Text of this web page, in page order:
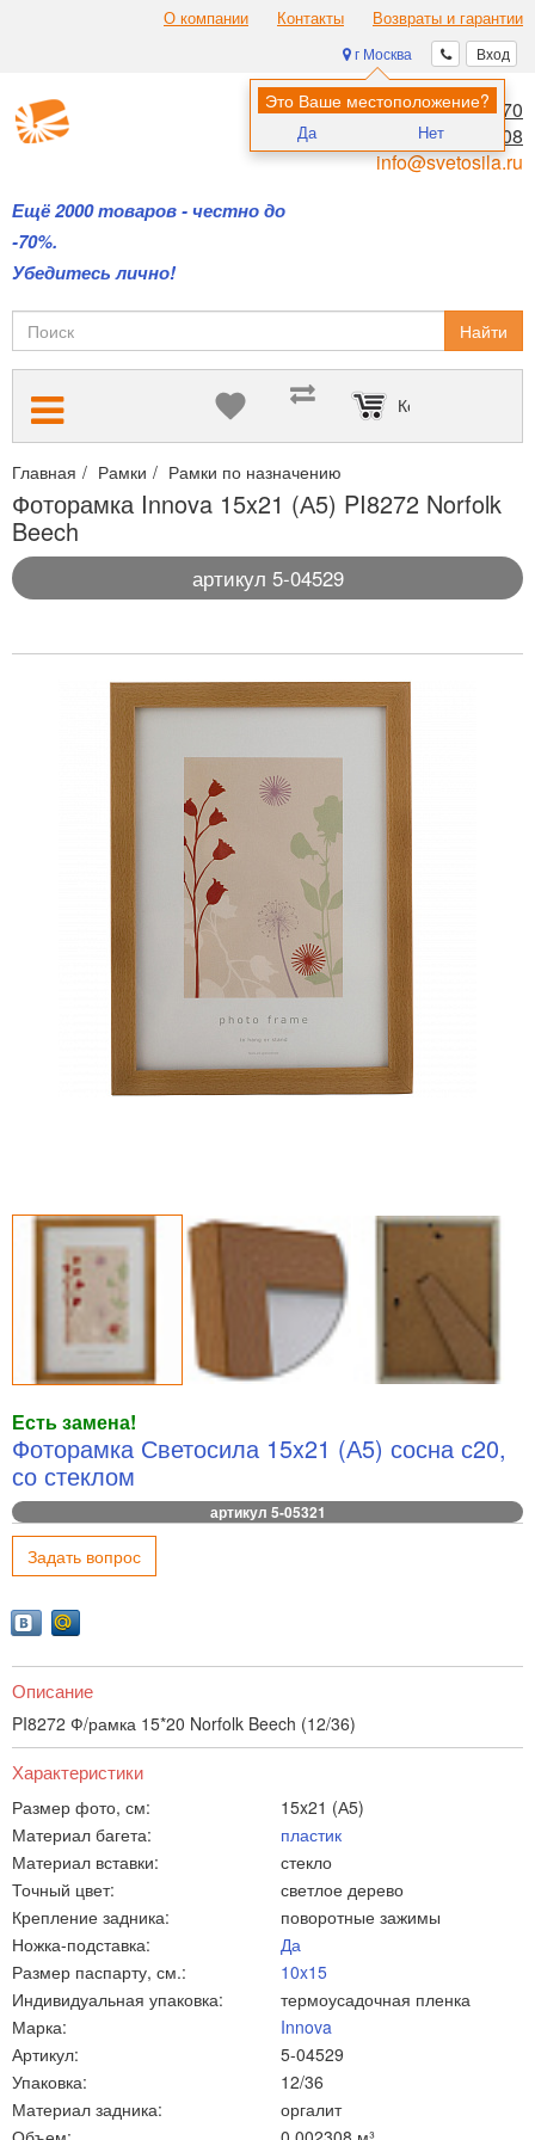
О компании Контакты Возвраты и гарантии
Вход
г Москва
Это Ваше местоположение?
Да Нет
Ещё 2000 товаров - честно до
-70%.
Убедитесь лично!
8 (495) 970-00-70
8 (800) 700-11-08
info@svetosila.ru
Найти
Корзина пуста
Главная Рамки Рамки по назначению
Фоторамка Innova 15x21 (А5) PI8272 Norfolk
Beech
артикул 5-04529
Есть замена!
Фоторамка Светосила 15x21 (А5) сосна с20,
со стеклом
артикул 5-05321
Задать вопрос
Описание
PI8272 Ф/рамка 15*20 Norfolk Beech (12/36)
Характеристики
Размер фото, см:
15x21 (А5)
Материал багета:
пластик
Материал вставки:
стекло
Точный цвет:
светлое дерево
Крепление задника:
поворотные зажимы
Ножка-подставка:
Да
Размер паспарту, см.:
10x15
Индивидуальная упаковка:
термоусадочная пленка
Марка:
Innova
Артикул:
5-04529
Упаковка:
12/36
Материал задника:
оргалит